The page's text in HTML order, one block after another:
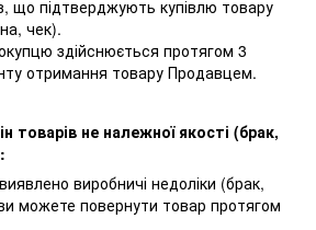
що підтверджують купівлю товару
чек).
здійснюється протягом 3
отримання товару Продавцем.
товарів не належної якості (брак,
виробничі недоліки (брак,
можете повернути товар протягом